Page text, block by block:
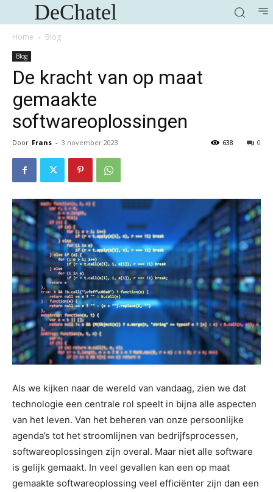
DeChatel
Home Blog
Blog
De kracht van op maat
gemaakte
softwareoplossingen
Door Frans - 3 november 2023 0
638
Als we kijken naar de wereld van vandaag, zien we dat
technologie een centrale rol speelt in bijna alle aspecten
van het leven. Van het beheren van onze persoonlijke
agenda’s tot het stroomlijnen van bedrijfsprocessen,
softwareoplossingen zijn overal. Maar niet alle software
is gelijk gemaakt. In veel gevallen kan een op maat
gemaakte softwareoplossing veel efficiënter zijn dan een